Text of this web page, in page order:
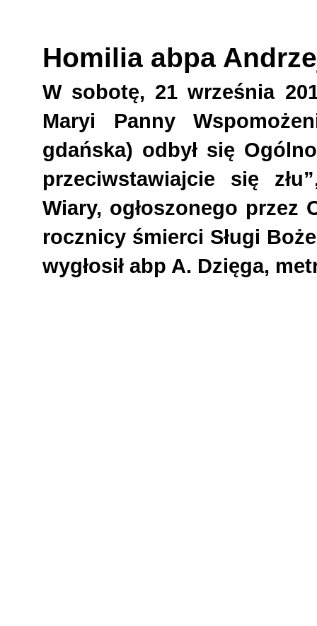
Homilia abpa
W sobotę, 21 września
Maryi Panny
gdańska) odbył się
przeciwstawiajcie się
Wiary, ogłoszonego przez
rocznicy śmierci Sługi
wygłosił abp A. Dzięga,